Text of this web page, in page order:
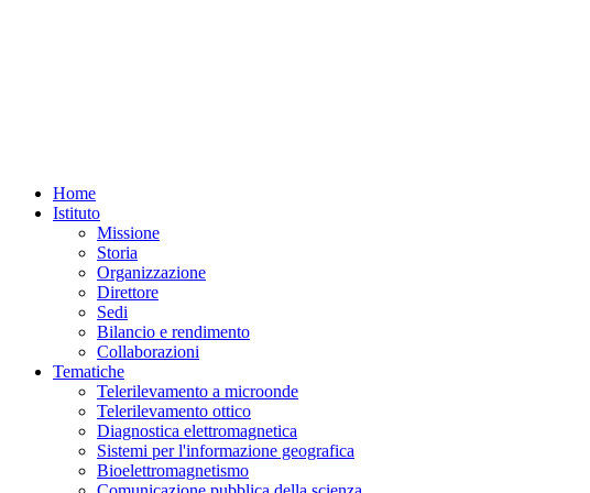
Home
Istituto
Missione
Storia
Organizzazione
Direttore
Sedi
Bilancio e rendimento
Collaborazioni
Tematiche
Telerilevamento a microonde
Telerilevamento ottico
Diagnostica elettromagnetica
Sistemi per l'informazione geografica
Bioelettromagnetismo